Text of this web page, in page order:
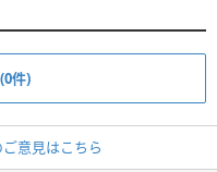
件)
意見はこちら